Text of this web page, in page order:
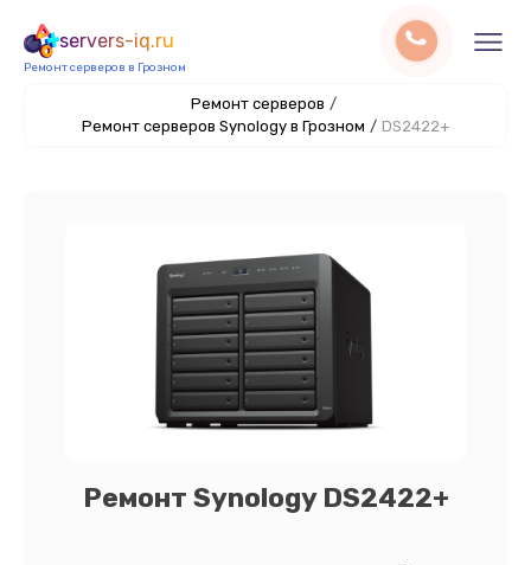
servers-iq.ru
Ремонт серверов в Грозном
Ремонт серверов /
Ремонт серверов Synology в Грозном / DS2422+
Ремонт Synology DS2422+